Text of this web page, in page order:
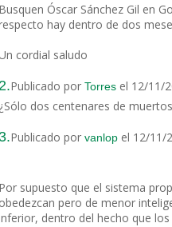
Busquen Óscar Sánchez Gil en
hay dentro de dos
cordial saludo
Publicado por Torres el 12/11/
¿Sólo dos centenares de
Publicado por vanlop el 12/11/
Por supuesto que el sistema
obedezcan pero de menor
dentro del hecho que